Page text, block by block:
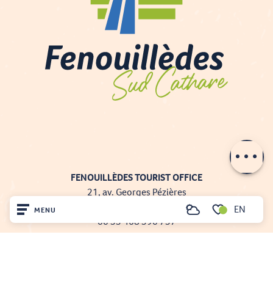
MENU
Voir les favoris
Search EN
FENOUILLÈDES TOURIST OFFICE
21, av. Georges Pézières
66220 SAINT-PAUL-DE-FENOUILLET
00 33 468 590 757